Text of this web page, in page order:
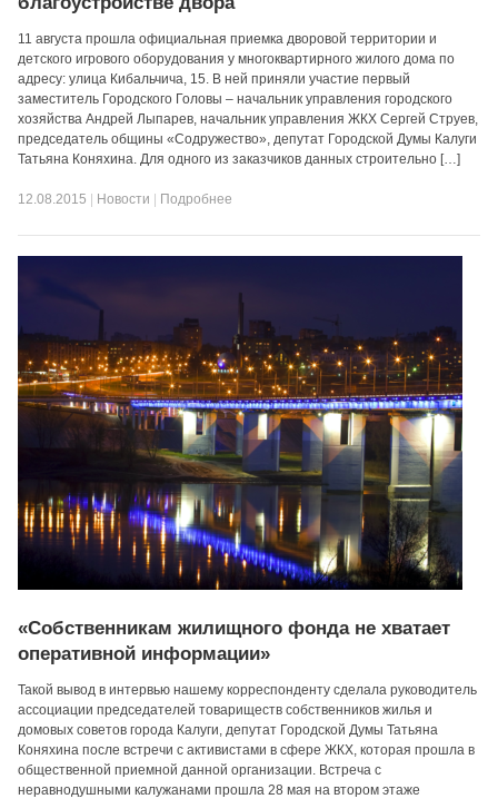
11 августа прошла официальная приемка дворовой территории и
детского игрового оборудования у многоквартирного жилого дома по
адресу: улица Кибальчича, 15. В ней приняли участие первый
заместитель Городского Головы – начальник управления городского
хозяйства Андрей Лыпарев, начальник управления ЖКХ Сергей Струев,
председатель общины «Содружество», депутат Городской Думы Калуги
Татьяна Коняхина. Для одного из заказчиков данных строительно […]
12.08.2015 Новости Подробнее
«Собственникам жилищного фонда не хватает
оперативной информации»
Такой вывод в интервью нашему корреспонденту сделала руководитель
ассоциации председателей товариществ собственников жилья и
домовых советов города Калуги, депутат Городской Думы Татьяна
Коняхина после встречи с активистами в сфере ЖКХ, которая прошла в
общественной приемной данной организации. Встреча с
неравнодушными калужанами прошла 28 мая на втором этаже